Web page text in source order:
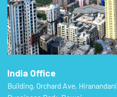
India Office
Building, Orchard Ave, Hiranandani